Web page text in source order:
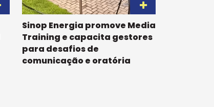
Sinop Energia promove Media
Training e capacita gestores
para desafios de
comunicação e oratória